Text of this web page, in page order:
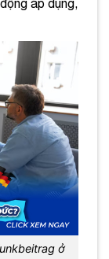
áp dụng,
ở